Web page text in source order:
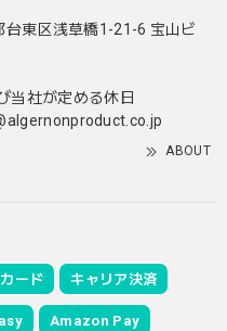
台東区浅草橋1-21-6 宝山ビ
当社が定める休日
ABOUT
ード キャリア決済
Amazon Pay